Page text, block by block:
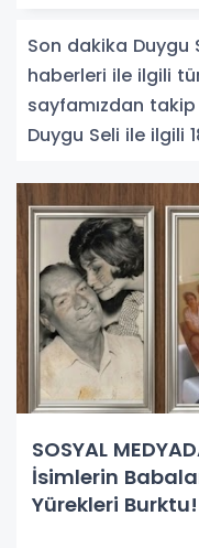
Son dakika Duygu
haberleri ile ilgili
sayfamızdan
Duygu Seli ile ilgili
SOSYAL
İsimlerin
Yürekleri Burktu!